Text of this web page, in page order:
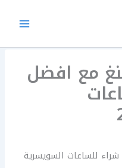
مع افضل
للساعات السويسرية